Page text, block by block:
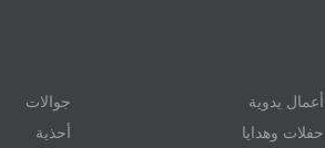
أعمال يدوية جوالات
حفلات وهدايا أحذية